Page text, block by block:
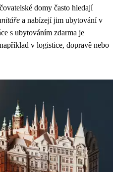
domy často hledají
a nabízejí jim ubytování v
s ubytováním zdarma je
v logistice, dopravě nebo